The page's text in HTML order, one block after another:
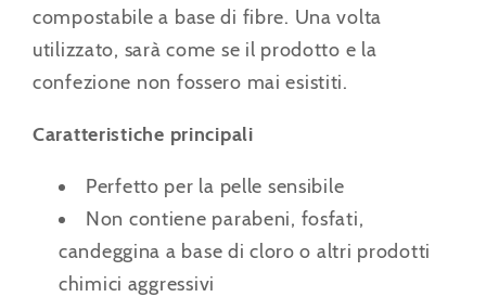
compostabile a base di fibre. Una volta
utilizzato, sarà come se il prodotto e la
confezione non fossero mai esistiti.
Caratteristiche principali
Perfetto per la pelle sensibile
Non contiene parabeni, fosfati,
candeggina a base di cloro o altri prodotti
chimici aggressivi